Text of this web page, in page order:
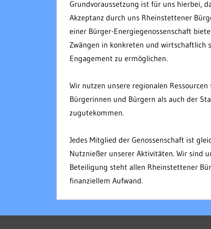
Grundvoraussetzung ist für uns hierbei,
Akzeptanz durch uns Rheinstettener
einer Bürger-Energiegenossenschaft
Zwängen in konkreten und wirtschaftlich
Engagement zu ermöglichen.
Wir nutzen unsere regionalen
Bürgerinnen und Bürgern als auch der
zugutekommen.
Jedes Mitglied der Genossenschaft ist
Nutznießer unserer Aktivitäten. Wir sind
Beteiligung steht allen Rheinstettener
finanziellem Aufwand.